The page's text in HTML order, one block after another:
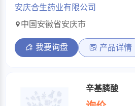
安庆合生药业有限公司
中国安徽省安庆市
我要询盘 产品详情
辛基膦酸